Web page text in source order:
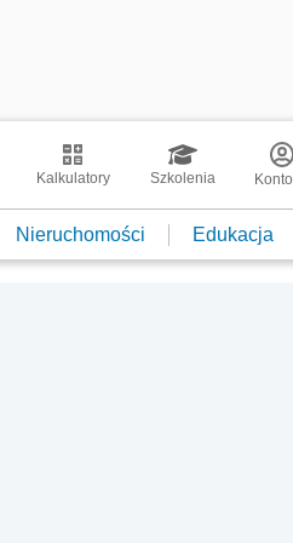
Kalkulatory Szkolenia Konto
Nieruchomości Edukacja